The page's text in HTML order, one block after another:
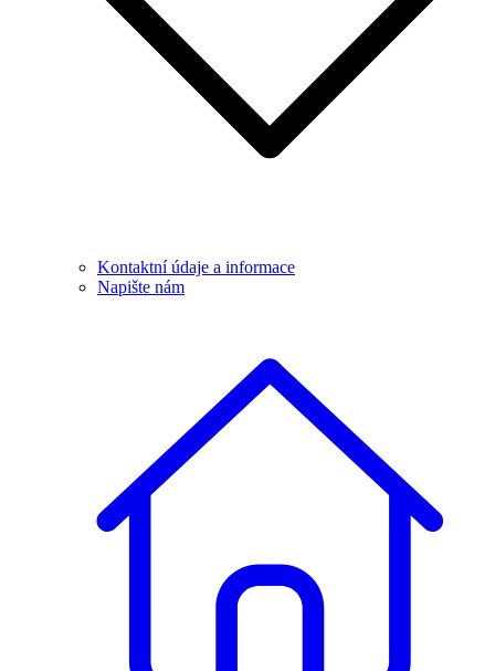
Kontaktní údaje a informace
Napište nám